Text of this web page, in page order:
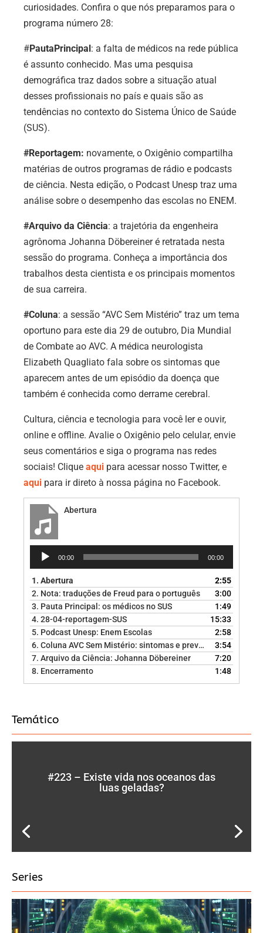
curiosidades. Confira o que nós preparamos para o
programa número 28:
#PautaPrincipal : a falta de médicos na rede pública
é assunto conhecido. Mas uma pesquisa
demográfica traz dados sobre a situação atual
desses profissionais no país e quais são as
tendências no contexto do Sistema Único de Saúde
(SUS).
#Reportagem: novamente, o Oxigênio compartilha
matérias de outros programas de rádio e podcasts
de ciência. Nesta edição, o Podcast Unesp traz uma
análise sobre o desempenho das escolas no ENEM.
#Arquivo da Ciência: a trajetória da engenheira
agrônoma Johanna Döbereiner é retratada nesta
sessão do programa. Conheça a importância dos
trabalhos desta cientista e os principais momentos
de sua carreira.
#Coluna: a sessão “AVC Sem Mistério” traz um tema
oportuno para este dia 29 de outubro, Dia Mundial
de Combate ao AVC. A médica neurologista
Elizabeth Quagliato fala sobre os sintomas que
aparecem antes de um episódio da doença que
também é conhecida como derrame cerebral.
Cultura, ciência e tecnologia para você ler e ouvir,
online e offline. Avalie o Oxigênio pelo celular, envie
seus comentários e siga o programa nas redes
sociais! Clique aqui para acessar nosso Twitter, e
aqui para ir direto à nossa página no Facebook.
Abertura
Tocador
áudio
00:00 00:00
1. Abertura
2:55
2. Nota: traduções de Freud para o português
3:00
3. Pauta Principal: os médicos no SUS
1:49
4. 28-04-reportagem-SUS
15:33
5. Podcast Unesp: Enem Escolas
2:58
6. Coluna AVC Sem Mistério: sintomas e prevenção
3:54
7. Arquivo da Ciência: Johanna Döbereiner
7:20
8. Encerramento 1:48
Temático
#223 – Existe vida nos oceanos das
luas geladas?
Series